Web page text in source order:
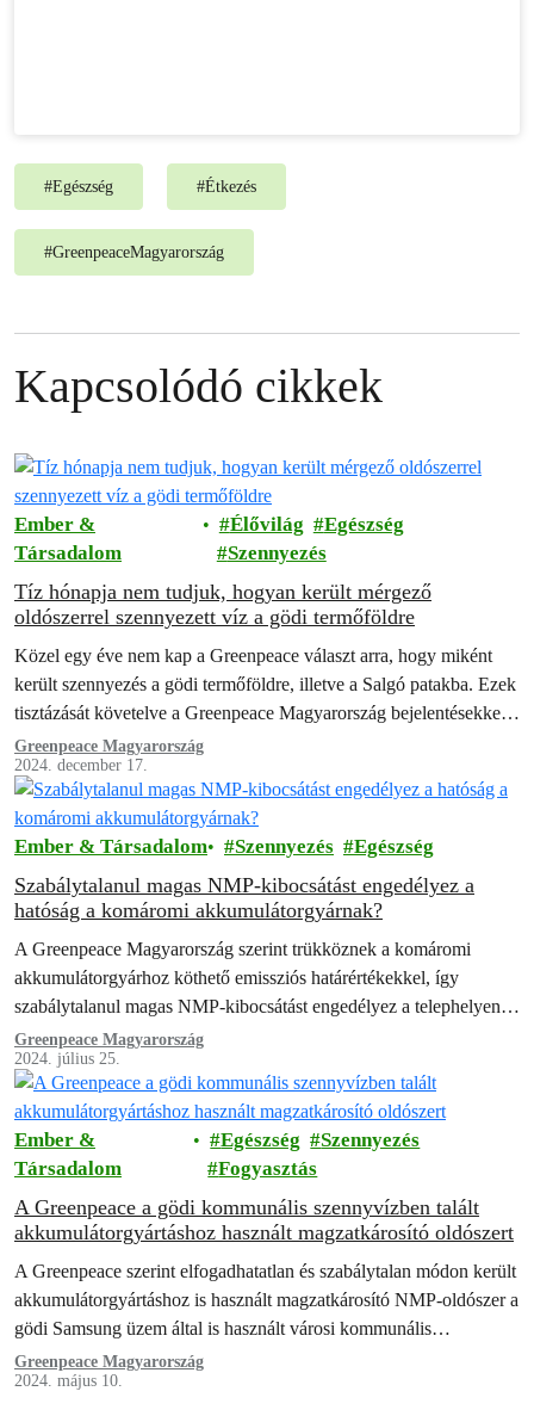
#Egészség #Étkezés
#GreenpeaceMagyarország
Kapcsolódó cikkek
Ember &
Társadalom
Élővilág
Egészség
Szennyezés
Tíz hónapja nem tudjuk, hogyan került mérgező
oldószerrel szennyezett víz a gödi termőföldre
Közel egy éve nem kap a Greenpeace választ arra, hogy miként
került szennyezés a gödi termőföldre, illetve a Salgó patakba. Ezek
tisztázását követelve a Greenpeace Magyarország bejelentésekkel
fordult a hatóságokhoz.
Greenpeace Magyarország
2024. december 17.
Ember & Társadalom Szennyezés Egészség
Szabálytalanul magas NMP-kibocsátást engedélyez a
hatóság a komáromi akkumulátorgyárnak?
A Greenpeace Magyarország szerint trükköznek a komáromi
akkumulátorgyárhoz köthető emissziós határértékekkel, így
szabálytalanul magas NMP-kibocsátást engedélyez a telephelyen a
hatóság.
Greenpeace Magyarország
2024. július 25.
Ember &
Társadalom
Egészség
Szennyezés
Fogyasztás
A Greenpeace a gödi kommunális szennyvízben talált
akkumulátorgyártáshoz használt magzatkárosító oldószert
A Greenpeace szerint elfogadhatatlan és szabálytalan módon került
akkumulátorgyártáshoz is használt magzatkárosító NMP-oldószer a
gödi Samsung üzem által is használt városi kommunális
szennyvízcsatornába.
Greenpeace Magyarország
2024. május 10.